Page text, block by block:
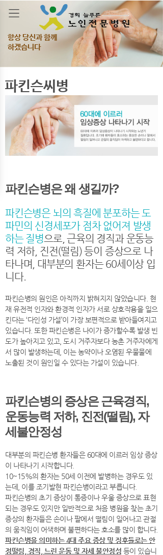
항상 당신과 함께
하겠습니다
파킨슨씨병
파킨슨병은 왜 생길까?
파킨슨병은 뇌의 흑질에 분포하는 도
파민의 신경세포가 점차 없어져 발생
하는 질병으로, 근육의 경직과 운동능
력 저하, 진전(떨림) 등이 증상으로 나
타나며, 대부분의 환자는 60세이상 입
니다.
파킨슨병의 원인은 아직까지 밝혀지지 않았습니다. 현
재 유전적 인자와 환경적 인자가 서로 상호작용을 일으
킨다는 ‘다인성 가설’이 가장 보편적으로 받아들여지고
있습니다. 또한 파킨슨병은 나이가 증가할수록 발생 빈
도가 높아지고 있고, 도시 거주자보다 농촌 거주자에게
서 많이 발생하는데, 이는 농약이나 오염된 우물물에
노출된 것이 원인일 수 있다는 가설이 있습니다.
파킨슨병의 증상은 근육경직,
운동능력 저하, 진전(떨림), 자
세불안정성
대부분의 파킨슨병 환자들은 60대에 이르러 임상 증상
이 나타나기 시작합니다.
10~15%의 환자는 50세 이전에 발병하는 경우도 있
는데, 이를 조기발현 파킨슨병이라고 부릅니다.
파킨슨병의 초기 증상이 통증이나 우울 증상으로 표현
되는 경우도 있지만 일반적으로 처음 병원을 찾는 초기
증상의 환자들은 손이나 팔에서 떨림이 일어나고 관절
의 움직임이 어색하며 불편하다는 호소를 많이 합니다.
파킨슨병을 의미하는 4대 주요 증상 및 징후들로는 안
정떨림, 경직, 느린 운동 및 자세 불안정성 등이 있습니